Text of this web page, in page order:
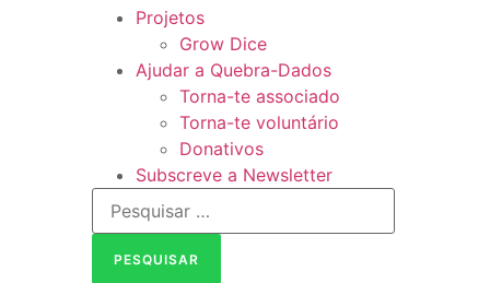
Projetos
Grow Dice
Ajudar a Quebra-Dados
Torna-te associado
Torna-te voluntário
Donativos
Subscreve a Newsletter